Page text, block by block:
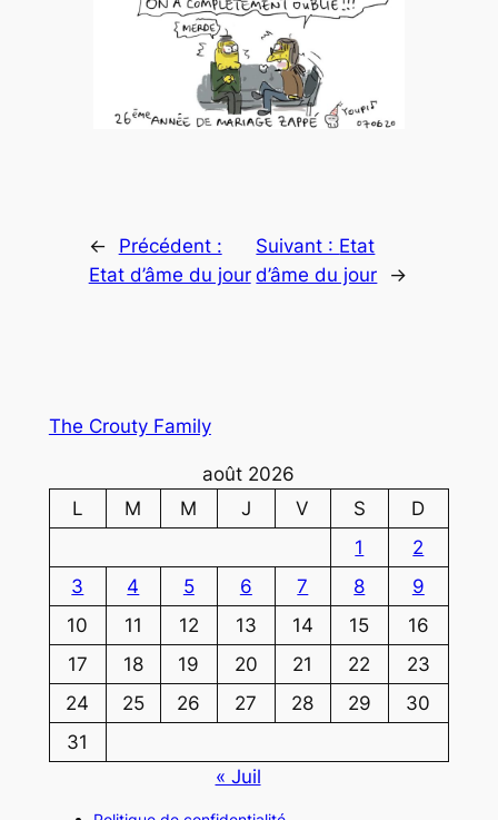
←
Précédent :
Etat d’âme du jour
Suivant : Etat
d’âme du jour
→
The Crouty Family
août 2026
L
M M J V S
D
1
2
3
4 5 6 7 8
9
10
11 12 13 14 15
16
17
18 19 20 21 22
23
24
25 26 27 28 29
30
31
« Juil